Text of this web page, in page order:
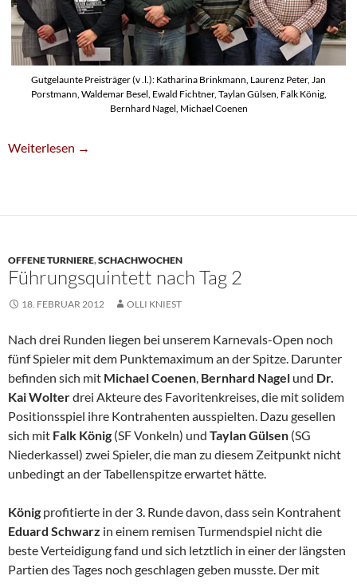
Gutgelaunte Preisträger (v .l.): Katharina Brinkmann, Laurenz Peter, Jan
Porstmann, Waldemar Besel, Ewald Fichtner, Taylan Gülsen, Falk König,
Bernhard Nagel, Michael Coenen
Michael Coenen Gewinnt Karnevals-Open
Weiterlesen →
OFFENE TURNIERE,SCHACHWOCHEN
Führungsquintett nach Tag 2
18. FEBRUAR 2012 OLLI KNIEST
Nach drei Runden liegen bei unserem Karnevals-Open noch
fünf Spieler mit dem Punktemaximum an der Spitze. Darunter
befinden sich mit Michael Coenen, Bernhard Nagel und Dr.
Kai Wolterdrei Akteure des Favoritenkreises, die mit solidem
Positionsspiel ihre Kontrahenten ausspielten. Dazu gesellen
sich mit Falk König (SF Vonkeln) und Taylan Gülsen (SG
Niederkassel) zwei Spieler, die man zu diesem Zeitpunkt nicht
unbedingt an der Tabellenspitze erwartet hätte.
König profitierte in der 3. Runde davon, dass sein Kontrahent
Eduard Schwarz in einem remisen Turmendspiel nicht die
beste Verteidigung fand und sich letztlich in einer der längsten
Partien des Tages noch geschlagen geben musste. Der mit